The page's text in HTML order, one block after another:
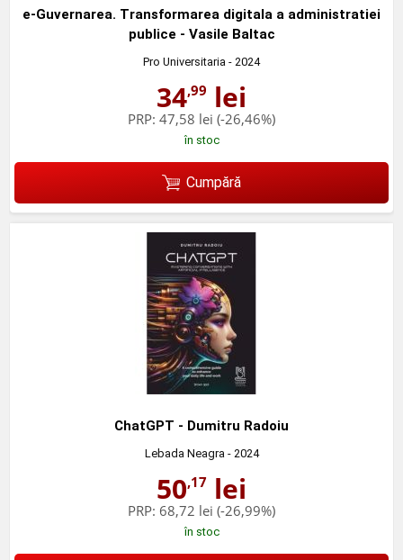
e-Guvernarea. Transformarea digitala a administratiei
publice - Vasile Baltac
Pro Universitaria - 2024
34,99 lei
PRP: 47,58 lei (-26,46%)
în stoc
Cumpără
ChatGPT - Dumitru Radoiu
Lebada Neagra- 2024
50,17 lei
PRP: 68,72 lei (-26,99%)
în stoc